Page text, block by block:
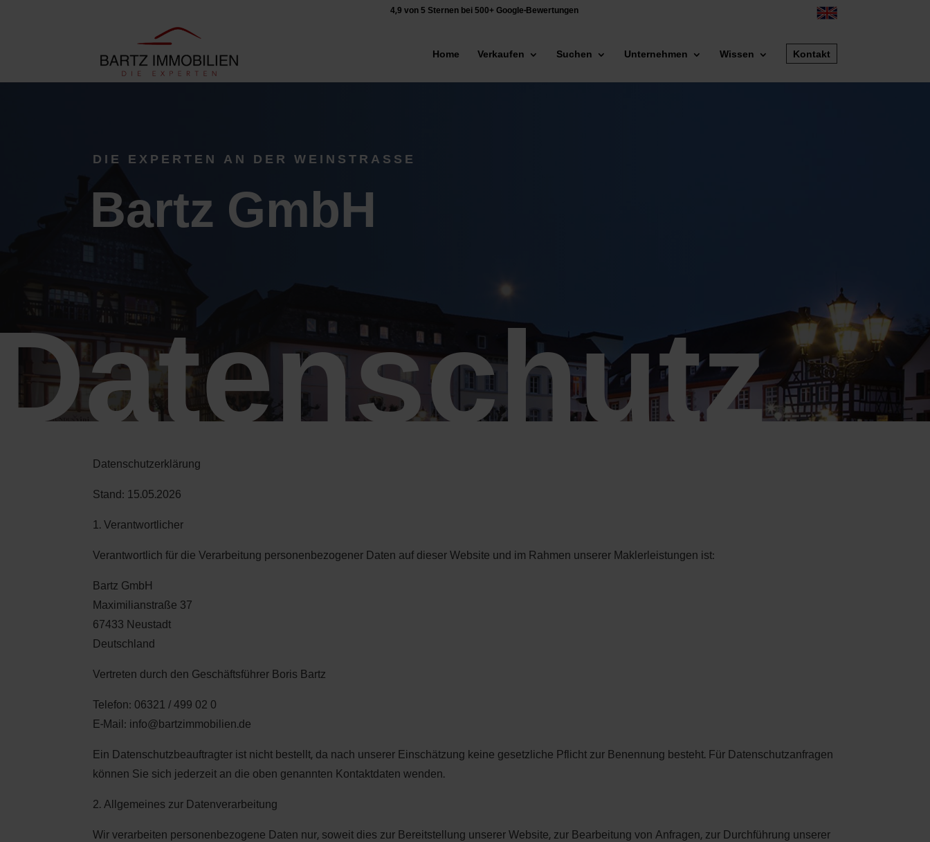
4,9 von 5 Sternen bei 500+ Google-Bewertungen
Home Verkaufen Suchen Unternehmen Wissen Kontakt
DIE EXPERTEN AN DER WEINSTRASSE
Bartz GmbH
Datenschutzerklärung
Stand: 15.05.2026
1. Verantwortlicher
Verantwortlich für die Verarbeitung personenbezogener Daten auf dieser Website und im Rahmen unserer Maklerleistungen ist:
Bartz GmbH
Maximilianstraße 37
67433 Neustadt
Deutschland
Vertreten durch den Geschäftsführer Boris Bartz
Telefon: 06321 / 499 02 0
E-Mail: info@bartzimmobilien.de
Ein Datenschutzbeauftragter ist nicht bestellt, da nach unserer Einschätzung keine gesetzliche Pflicht zur Benennung besteht. Für Datenschutzanfragen
können Sie sich jederzeit an die oben genannten Kontaktdaten wenden.
2. Allgemeines zur Datenverarbeitung
Wir verarbeiten personenbezogene Daten nur, soweit dies zur Bereitstellung unserer Website, zur Bearbeitung von Anfragen, zur Durchführung unserer